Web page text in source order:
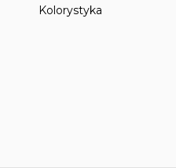
Kolorystyka